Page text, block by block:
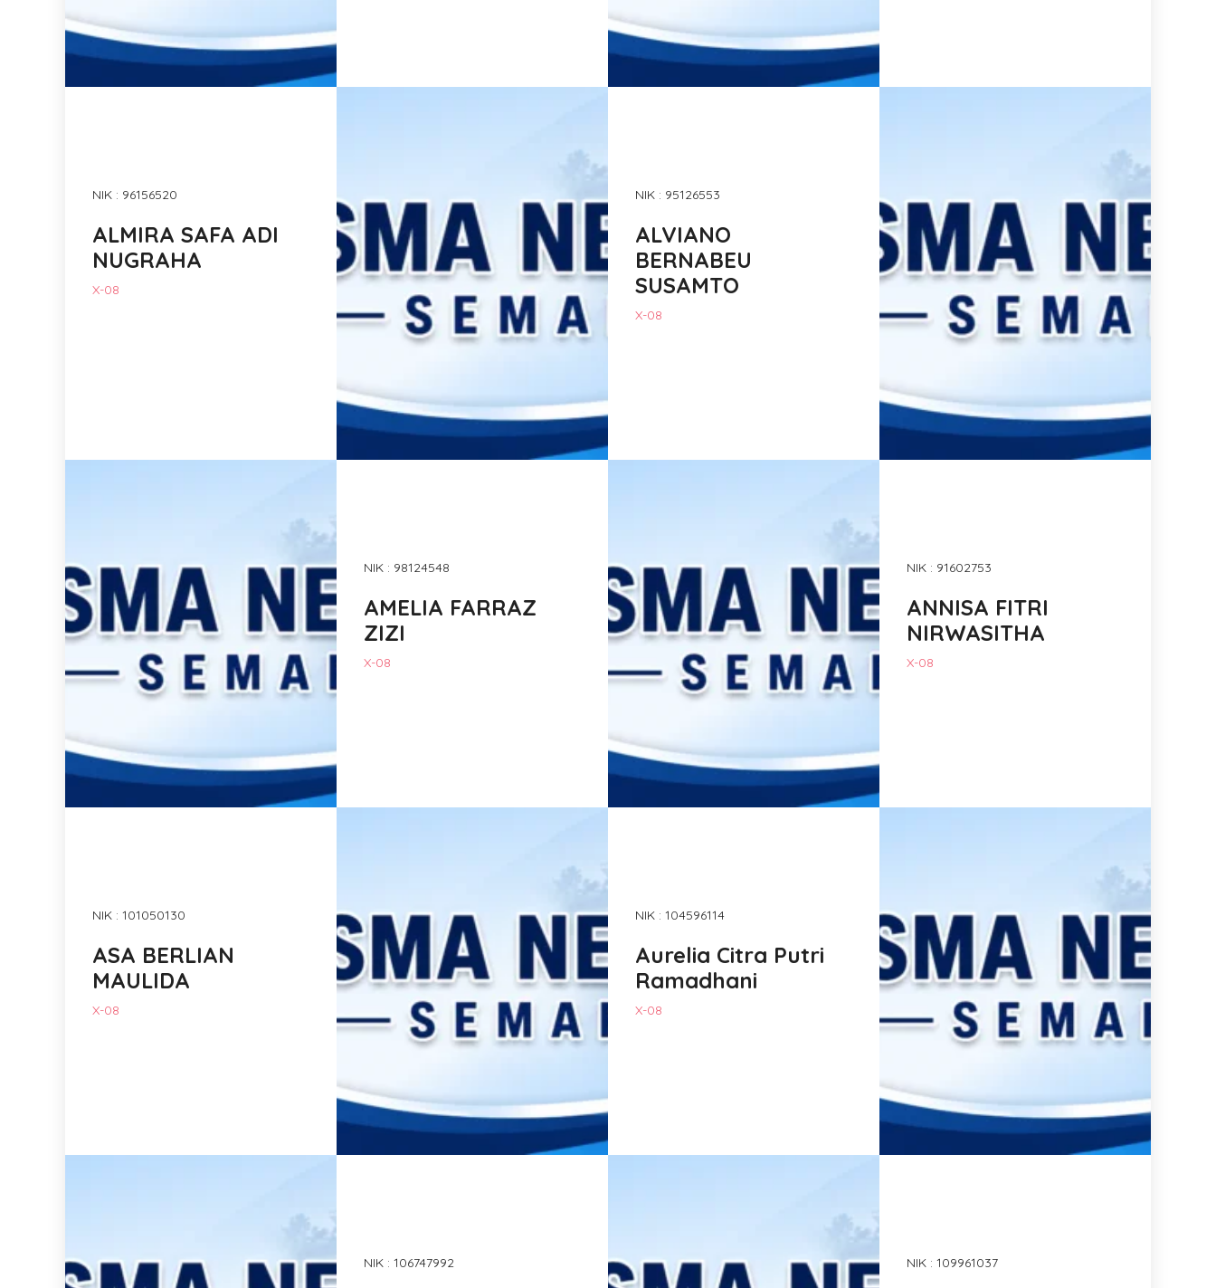
NIK : 96156520
ALMIRA SAFA ADI
NUGRAHA
X-08
NIK : 95126553
ALVIANO
BERNABEU
SUSAMTO
X-08
NIK : 98124548
AMELIA FARRAZ
ZIZI
X-08
NIK : 91602753
ANNISA FITRI
NIRWASITHA
X-08
NIK : 101050130
ASA BERLIAN
MAULIDA
X-08
NIK : 104596114
Aurelia Citra Putri
Ramadhani
X-08
NIK : 106747992 NIK : 109961037